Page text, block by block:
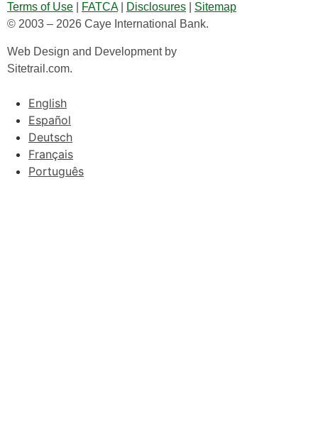
Terms of Use FATCA| Disclosures
Sitemap
© 2003 – 2026 Caye International Bank.
Web Design and Development by
Sitetrail.com.
English
Español
Deutsch
Français
Português